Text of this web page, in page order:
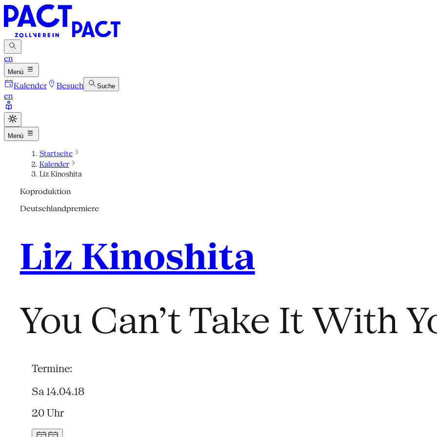
en
Menü
Kalender Besuch Suche
en
Menü
Startseite
Kalender
Liz Kinoshita
Koproduktion
Deutschlandpremiere
Liz Kinoshita
You Can’t Take It With
Termine:
Sa 14.04.18
20 Uhr